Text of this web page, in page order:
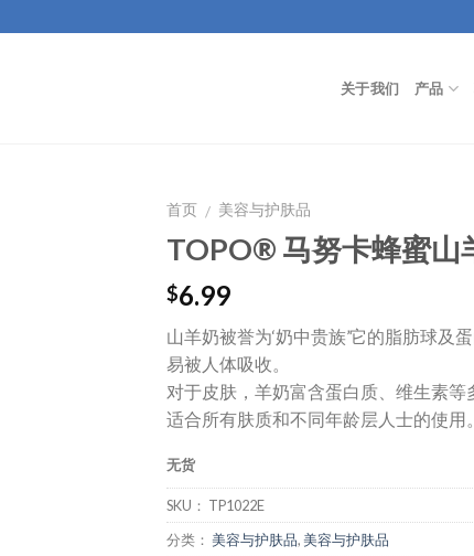
关于我们 产品
首页 / 美容与护肤品
TOPO® 马努卡蜂蜜山
$6.99
山羊奶被誉为‘奶中贵族’它的脂肪球及
易被人体吸收。
对于皮肤，羊奶富含蛋白质、维生素
适合所有肤质和不同年龄层人士的使用。
无货
SKU： TP1022E
分类： 美容与护肤品,美容与护肤品